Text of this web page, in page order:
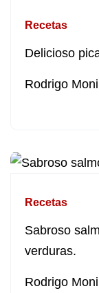
Recetas
Delicioso
Rodrigo Moni
Recetas
Sabroso
verduras.
Rodrigo Moni